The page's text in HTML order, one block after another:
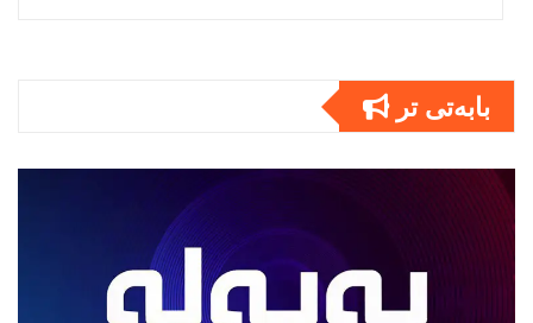
بابەتى تر